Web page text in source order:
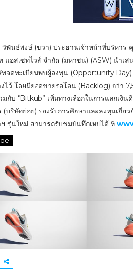
วิพันธ์พงษ์ (ขวา) ประธานเจ้าหน้าที่บริหา
แอสเซทไวส์ จำกัด (มหาชน) (ASW) นำเ
จดทะเบียนพบผู้ลงทุน (Opportunity
งไว้ โดยมียอดขายรอโอน (Backlog) กว่า
มกับ “Bitkub” เพิ่มทางเลือกในการแลกเงิ
(บริษัทย่อย) รองรับการศึกษาและลงทุนเกี่
รุ่นใหม่ สามารถรับชมบันทึกเทปได้ ที่